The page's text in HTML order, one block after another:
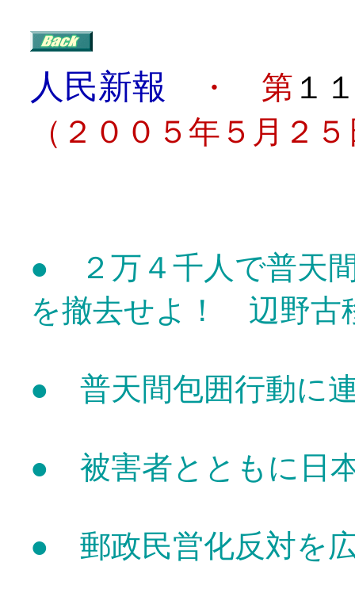
人民新報 ・ 第 １
（２００５年５月２
● ２万４千人で普天
を撤去せよ！ 辺野古
● 普天間包囲行動に
● 被害者とともに日
● 郵政民営化反対を